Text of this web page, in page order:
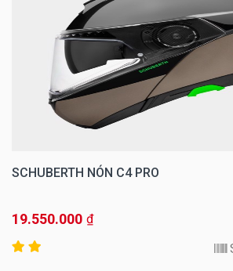
SCHUBERTH NÓN C4 PRO
19.550.000 ₫